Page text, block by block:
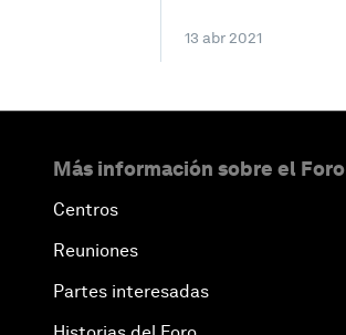
13 abr 2021
Más información sobre el Foro
Centros
Reuniones
Partes interesadas